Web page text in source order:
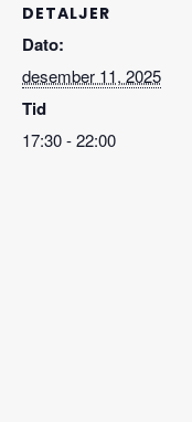
DETALJER
Dato:
desember 11, 2025
Tid
17:30 - 22:00